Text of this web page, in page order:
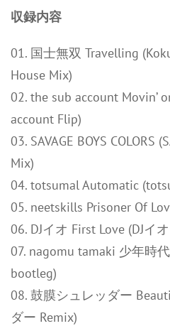
収録内容
01. 国士無双 Travelling
House Mix)
02. the sub account Movin’
account Flip)
03. SAVAGE BOYS COLORS
Mix)
04. totsumal Automatic
05. neetskills Prisoner Of
06. DJイオ First Love (DJイ
07. nagomu tamaki 少年時
bootleg)
08. 鼓膜シュレッダー
ダー Remix)